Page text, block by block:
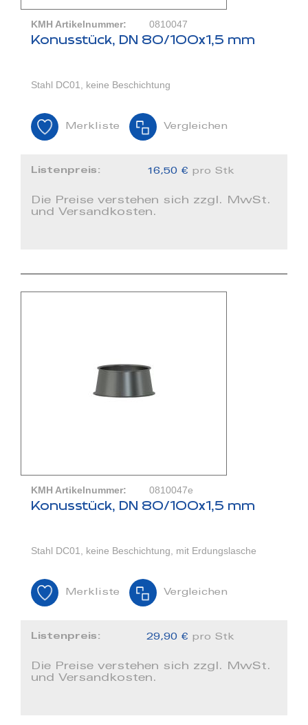
KMH Artikelnummer: 0810047
Konusstück, DN 80/100x1,5 mm
Stahl DC01, keine Beschichtung
Merkliste Vergleichen
Listenpreis: 16,50 € pro Stk
Die Preise verstehen sich zzgl. MwSt.
und Versandkosten.
KMH Artikelnummer: 0810047e
Konusstück, DN 80/100x1,5 mm
Stahl DC01, keine Beschichtung, mit Erdungslasche
Merkliste Vergleichen
Listenpreis: 29,90 € pro Stk
Die Preise verstehen sich zzgl. MwSt.
und Versandkosten.